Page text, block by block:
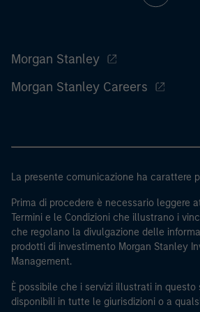
Morgan Stanley
Morgan Stanley Careers
La presente comunicazione ha carattere
Prima di procedere è necessario leggere
Termini e le Condizioni che illustrano i
che regolano la divulgazione delle
prodotti di investimento Morgan Stanley
Management.
È possibile che i servizi illustrati in questo
disponibili in tutte le giurisdizioni o a